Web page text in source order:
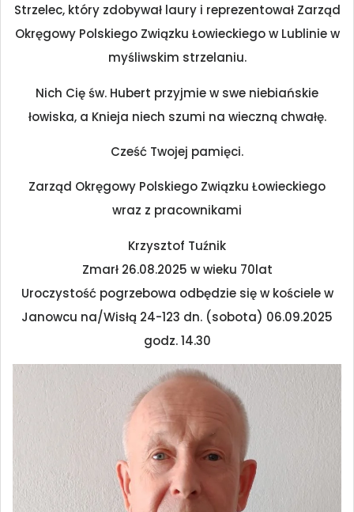
Strzelec, który zdobywał laury i reprezentował Zarząd
Okręgowy Polskiego Związku Łowieckiego w Lublinie w
myśliwskim strzelaniu.
Nich Cię św. Hubert przyjmie w swe niebiańskie
łowiska, a Knieja niech szumi na wieczną chwałę.
Cześć Twojej pamięci.
Zarząd Okręgowy Polskiego Związku Łowieckiego
wraz z pracownikami
Krzysztof Tuźnik
Zmarł 26.08.2025 w wieku 70lat
Uroczystość pogrzebowa odbędzie się w kościele w
Janowcu na/Wisłą 24-123 dn. (sobota) 06.09.2025
godz. 14.30